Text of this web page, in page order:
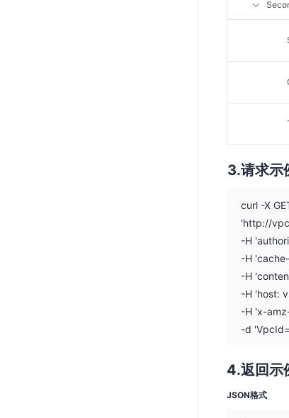
请求示
curl -X
'http://
-H
-H
-H
-H 'host:
-H 'x-
-d
返回示
JSON格式